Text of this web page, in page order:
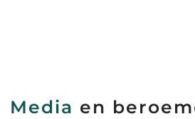
Media en